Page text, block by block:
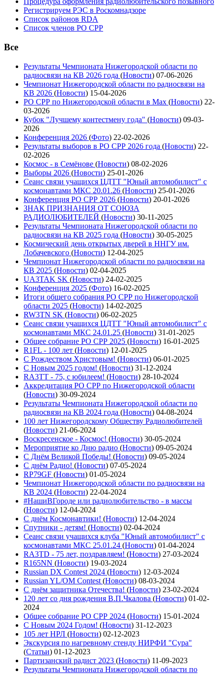
Регистрируем РЭС в Роскомнадзоре
Список районов RDA
Список членов РО СРР
Все
Результаты Чемпионата Нижегородской области по
радиосвязи на КВ 2026 года (Новости) 07-06-2026
Чемпионат Нижегородской области по радиосвязи на
КВ 2026 (Новости) 15-04-2026
РО СРР по Нижегородской области в Max (Новости) 22-
03-2026
Кубок "Лучшему контестмену года" (Новости) 09-03-
2026
Конференция 2026 (Фото) 22-02-2026
Результаты выборов в РО СРР 2026 года (Новости) 22-
02-2026
Космос - в Семёнове (Новости) 08-02-2026
Выборы 2026 (Новости) 25-01-2026
Сеанс связи учащихся ЦДТТ "Юный автомобилист" с
космонавтами МКС 20.01.26 (Новости) 25-01-2026
Конференция РО СРР 2026 (Новости) 20-01-2026
ЗНАК ПРИЗНАНИЯ ОТ СОЮЗА
РАДИОЛЮБИТЕЛЕЙ (Новости) 30-11-2025
Результаты Чемпионата Нижегородской области по
радиосвязи на КВ 2025 года (Новости) 30-05-2025
Космический день открытых дверей в ННГУ им.
Лобачевского (Новости) 12-04-2025
Чемпионат Нижегородской области по радиосвязи на
КВ 2025 (Новости) 02-04-2025
UA3TAK SK (Новости) 24-02-2025
Конференция 2025 (Фото) 16-02-2025
Итоги общего собрания РО СРР по Нижегородской
области 2025 (Новости) 14-02-2025
RW3TN SK (Новости) 06-02-2025
Сеанс связи учащихся ЦДТТ "Юный автомобилист" с
космонавтами МКС 24.01.25 (Новости) 31-01-2025
Общее собрание РО СРР 2025 (Новости) 16-01-2025
R1FL - 100 лет (Новости) 12-01-2025
С Рождеством Христовым! (Новости) 06-01-2025
С Новым 2025 годом! (Новости) 31-12-2024
RA3TT - 75, с юбилеем! (Новости) 28-10-2024
Аккредитация РО СРР по Нижегородской области
(Новости) 30-09-2024
Результаты Чемпионата Нижегородской области по
радиосвязи на КВ 2024 года (Новости) 04-08-2024
100 лет Нижегородскому Обществу Радиолюбителей
(Новости) 21-06-2024
Воскресенское - Космос! (Новости) 30-05-2024
Мероприятие ко Дню радио (Новости) 09-05-2024
С Днём Великой Победы! (Новости) 09-05-2024
С днём Радио! (Новости) 07-05-2024
RP79GF (Новости) 01-05-2024
Чемпионат Нижегородской области по радиосвязи на
КВ 2024 (Новости) 22-04-2024
#НашиВГороде или радиолюбительство - в массы
(Новости) 12-04-2024
С днём Космонавтики! (Новости) 12-04-2024
Спутники - детям! (Новости) 02-04-2024
Сеанс связи учащихся клуба "Юный автомобилист" с
космонавтами МКС 25.01.24 (Новости) 01-04-2024
RA3TD - 75 лет, поздравляем! (Новости) 27-03-2024
R165NN (Новости) 19-03-2024
Russian DX Contest 2024 (Новости) 12-03-2024
Russian YL/OM Contest (Новости) 08-03-2024
С днём защитника Отечества! (Новости) 23-02-2024
120 лет со дня рождения В.П.Чкалова (Новости) 01-02-
2024
Общее собрание РО СРР 2024 (Новости) 15-01-2024
С Новым 2024 Годом! (Новости) 31-12-2023
105 лет НРЛ (Новости) 02-12-2023
Экскурсия по нагревному стенду НИРФИ "Сура"
(Статьи) 01-12-2023
Партизанский радист 2023 (Новости) 11-09-2023
Результаты Чемпионата Нижегородской области по